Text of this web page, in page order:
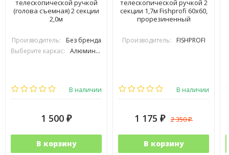
телескопической ручкой
(голова съемная) 2 секции
2,0м
Производитель:
Без бренда
Выберите каркас:
Алюминиевый
В наличии
1 500 ₽
В корзину
телескопической ручкой 2
секции 1,7м Fishprofi 60х60,
прорезиненный
Производитель: FISHPROFI
В наличии
1 175 ₽ 2 350₽
В корзину